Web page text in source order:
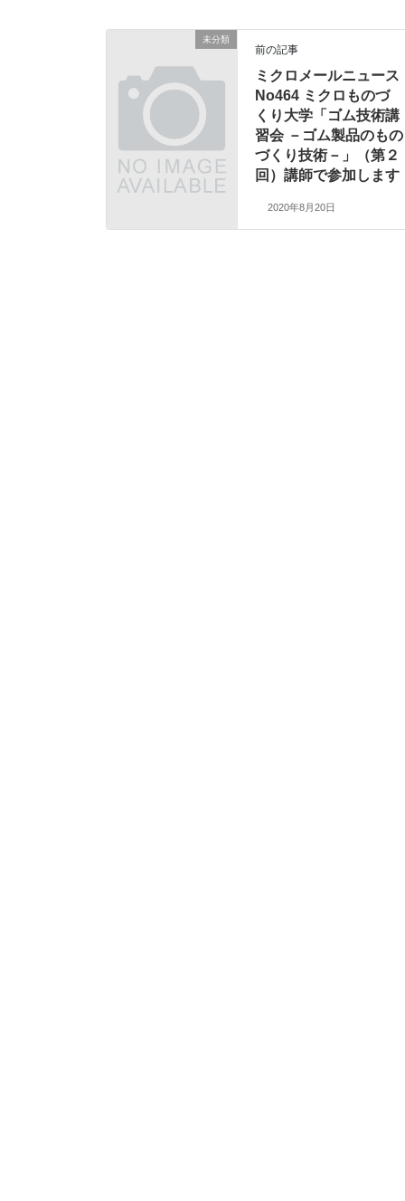
未分類
前の記事
ミクロメールニュース
No464 ミクロものづ
くり大学「ゴム技術講
習会 －ゴム製品のもの
づくり技術－」（第２
回）講師で参加します
2020年8月20日